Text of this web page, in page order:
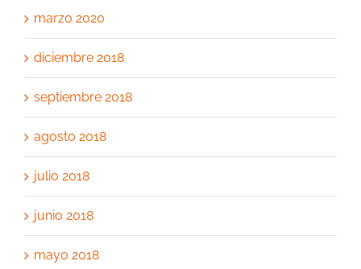
marzo 2020
diciembre 2018
septiembre 2018
agosto 2018
julio 2018
junio 2018
mayo 2018